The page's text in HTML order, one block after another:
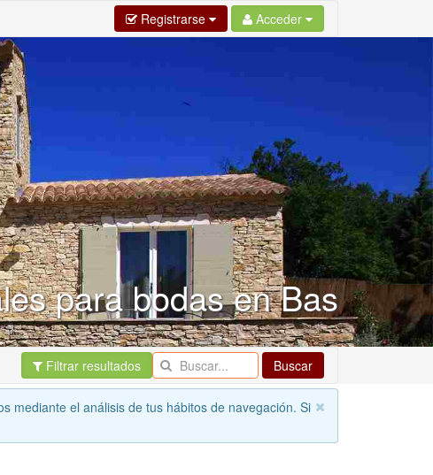
Registrarse Acceder
para bodas en Bas
Filtrar resultados Buscar
mediante el análisis de tus hábitos de navegación. Si